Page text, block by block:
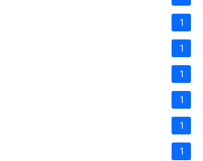
1
1
1
1
1
1